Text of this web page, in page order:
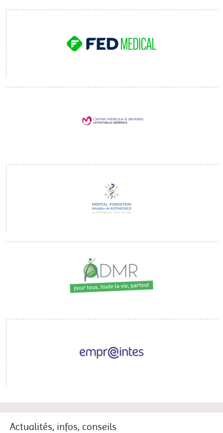
Actualités, infos, conseils